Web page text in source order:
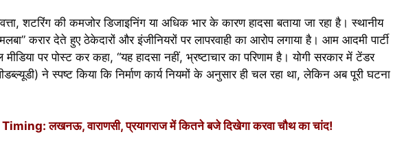
शटरिंग की कमजोर डिजाइनिंग या अधिक भार के कारण हादसा बताया जा रहा है। स्थानीय
करार देते हुए ठेकेदारों और इंजीनियरों पर लापरवाही का आरोप लगाया है। आम आदमी पार्टी
पर पोस्ट कर कहा, “यह हादसा नहीं, भ्रष्टाचार का परिणाम है। योगी सरकार में टेंडर
ने स्पष्ट किया कि निर्माण कार्य नियमों के अनुसार ही चल रहा था, लेकिन अब पूरी घटना
लखनऊ, वाराणसी, प्रयागराज में कितने बजे दिखेगा करवा चौथ का चांद!